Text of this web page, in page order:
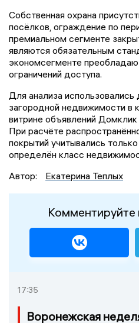
Собственная охрана
посёлков, ограждение по
премиальном сегменте
являются обязательным
экономсегменте
ограничений доступа.
Для анализа
загородной недвижимости в
витрине объявлений
При расчёте
покрытий учитывались
определён класс
Автор:
Екатерина Теплых
Комментируйте
17:35
Воронежская